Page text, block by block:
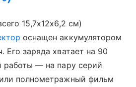
15,7х12х6,2 см)
оснащен аккумулятором
заряда хватает на 90
работы — на пару серий
полнометражный фильм